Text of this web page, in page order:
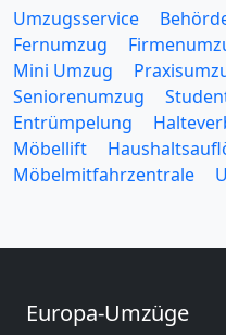
Umzugsservice
Fernumzug
Mini Umzug
Seniorenumzug
Entrümpelung
Möbellift
Möbelmitfahrzentrale
Europa-Umzüge